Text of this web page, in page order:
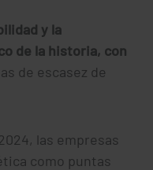
y la
de la historia, con
de escasez de
las empresas
como puntas